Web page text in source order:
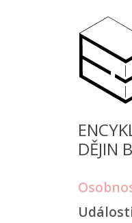
DĚJIN